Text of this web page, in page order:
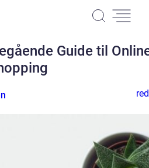
Guide til